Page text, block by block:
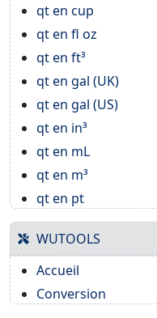
qt en cup
qt en fl oz
qt en ft³
qt en gal (UK)
qt en gal (US)
qt en in³
qt en mL
qt en m³
qt en pt
WUTOOLS
Accueil
Conversion